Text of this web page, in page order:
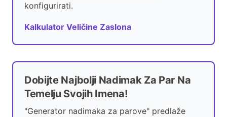
konfigurirati.
Kalkulator Veličine Zaslona
Dobijte Najbolji Nadimak Za Par Na
Temelju Svojih Imena!
"Generator nadimaka za parove" predlaže